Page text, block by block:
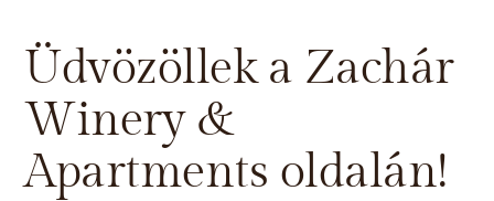
Üdvözöllek a Zachár
Winery &
Apartments oldalán!